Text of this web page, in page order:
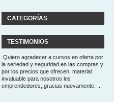
CATEGORÍAS
TESTIMONIOS
Quiero agradecer a cursos en oferta por
la seriedad y seguridad en las compras y
por los precios que ofrecen, material
invaluable para nosotros los
emprendedores,,gracias nuevamente. ...